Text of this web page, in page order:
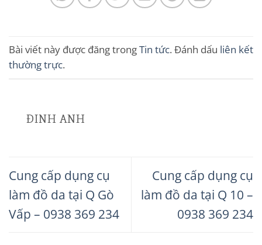
Bài viết này được đăng trongTin tức. Đánh dấu liên kết
thường trực.
ĐINH ANH
Cung cấp dụng cụ
làm đồ da tại Q Gò
Vấp – 0938 369 234
Cung cấp dụng cụ
làm đồ da tại Q 10 –
0938 369 234